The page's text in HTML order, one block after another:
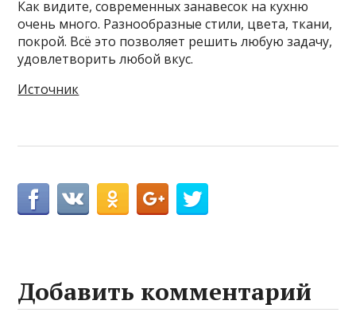
Как видите, современных занавесок на кухню
очень много. Разнообразные стили, цвета, ткани,
покрой. Всё это позволяет решить любую задачу,
удовлетворить любой вкус.
Источник
Добавить комментарий